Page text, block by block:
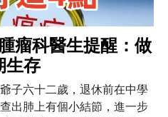
瘤科醫生提醒：做
生存
子六十二歲，退休前在中學
出肺上有個小結節，進一步